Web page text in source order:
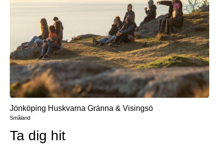
Jönköping Huskvarna Gränna & Visingsö
Småland
Ta dig hit